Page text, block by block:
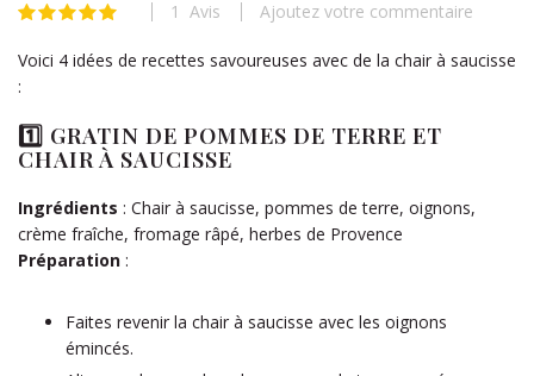
beginning
the
images
Évaluation: 1 Avis Ajoutez votre commentaire
Voici 4 idées de recettes savoureuses avec de la chair à saucisse
:
1️⃣ GRATIN DE POMMES DE TERRE ET
CHAIR À SAUCISSE
Ingrédients : Chair à saucisse, pommes de terre, oignons,
crème fraîche, fromage râpé, herbes de Provence
Préparation :
Faites revenir la chair à saucisse avec les oignons
émincés.